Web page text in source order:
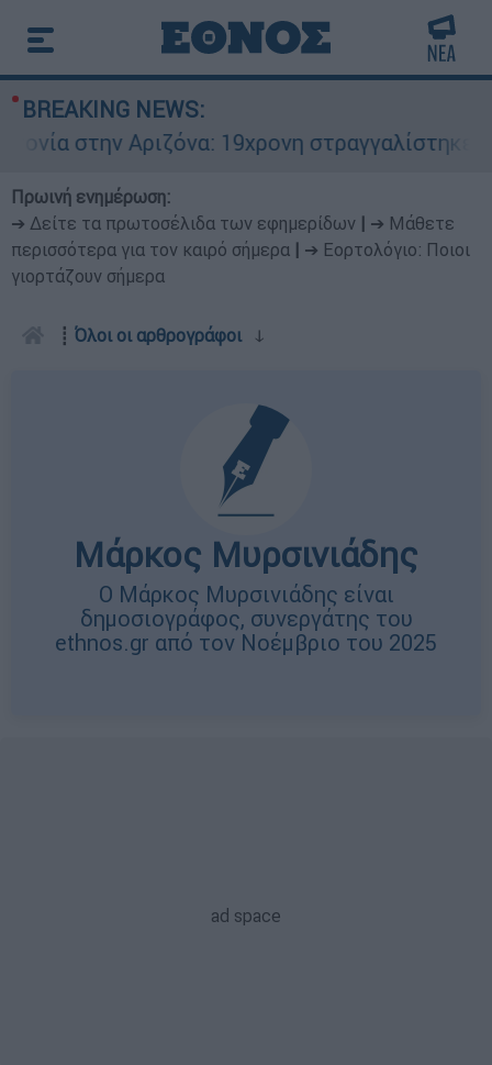
BREAKING NEWS:
19χρονη στραγγαλίστηκε από τον σύντροφο
Πρωινή ενημέρωση:
➔ Δείτε τα πρωτοσέλιδα των εφημερίδων
➔ Μάθετε
περισσότερα για τον καιρό σήμερα
➔ Εορτολόγιο: Ποιοι
γιορτάζουν σήμερα
┋ Όλοι οι αρθρογράφοιↆ
Μάρκος Μυρσινιάδης
O Μάρκος Μυρσινιάδης είναι
δημοσιογράφος, συνεργάτης του
ethnos.gr από τον Νοέμβριο του 2025